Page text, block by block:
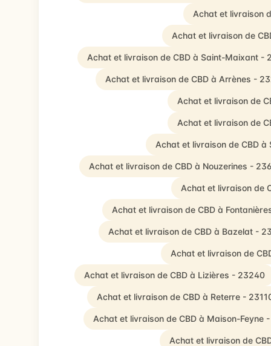
Achat et livraison
Achat et livraison de
Achat et livraison de CBD à Saint-Maixant -
Achat et livraison de CBD à Arrènes -
Achat et livraison de
Achat et livraison de
Achat et livraison de CBD
Achat et livraison de CBD à Nouzerines -
Achat et livraison de
Achat et livraison de CBD à
Achat et livraison de CBD à Bazelat -
Achat et livraison de
Achat et livraison de CBD à Lizières - 23240
Achat et livraison de CBD à Reterre -
Achat et livraison de CBD à Maison-Feyne
Achat et livraison de